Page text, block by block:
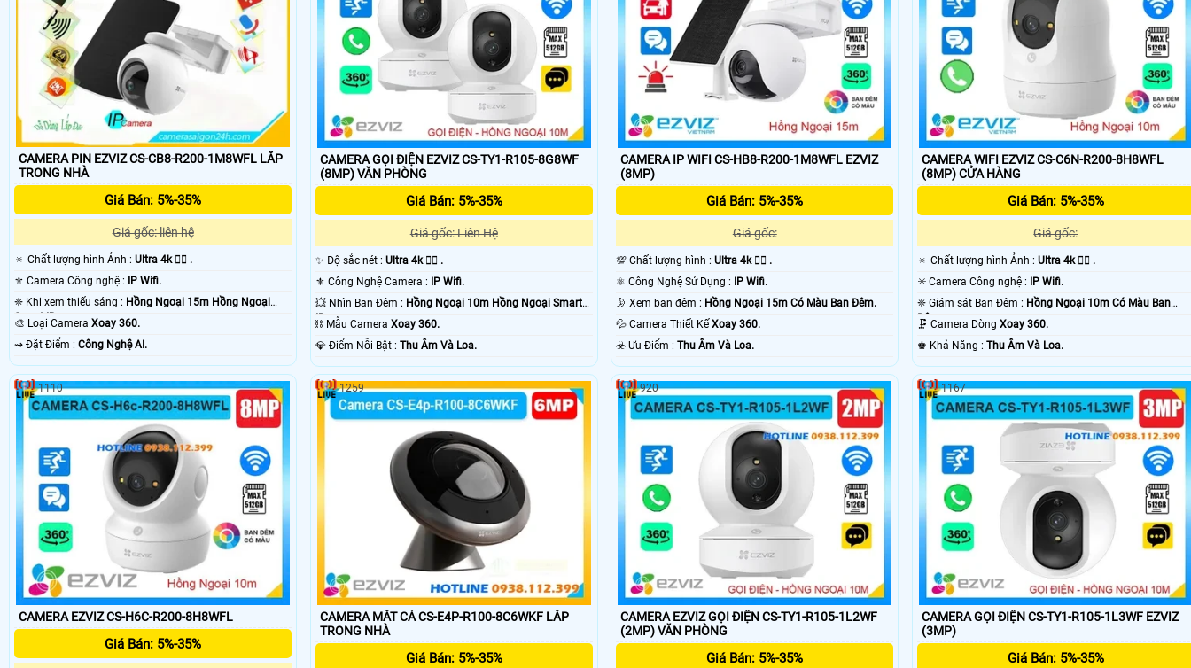
'
CAMERA PIN EZVIZ CS-CB8-R200-1M8WFL LẮP
TRONG NHÀ
Giá Bán: 5%-35%
Giá gốc: liên hệ
🔅 Chất lượng hình Ảnh : Ultra 4k 👍🏾 .
⚜️ Camera Công nghệ : IP Wifi.
❈ Khi xem thiếu sáng : Hồng Ngoại 15m Hồng Ngoại
Smart IR.
🎨 Loại Camera Xoay 360.
️⇝ Đặt Điểm : Công Nghệ AI.
CAMERA GỌI ĐIỆN EZVIZ CS-TY1-R105-8G8WF
(8MP) VĂN PHÒNG
Giá Bán: 5%-35%
Giá gốc: Liên Hệ
✨ Độ sắc nét : Ultra 4k 👍🏾 .
⚜️ Công Nghệ Camera :
IP Wifi.
💥 Nhìn Ban Đêm : Hồng Ngoại 10m Hồng Ngoại Smart
IR. ⛓ Mẫu Camera Xoay 360.
️💎 Điểm Nỗi Bật : Thu Âm Và Loa.
CAMERA IP WIFI CS-HB8-R200-1M8WFL EZVIZ
(8MP)
Giá Bán: 5%-35%
Giá gốc:
💯 Chất lượng hình :Ultra 4k 👍🏾 .
⚛️ Công Nghệ Sử Dụng :
IP Wifi.
🌛 Xem ban đêm : Hồng Ngoại 15m Có Màu Ban Ðêm.
💦 Camera Thiết KếXoay 360.
️☣️ Ưu Điểm :Thu Âm Và Loa.
CAMERA WIFI EZVIZ CS-C6N-R200-8H8WFL
(8MP) CỬA HÀNG
Giá Bán: 5%-35%
Giá gốc:
🔅 Chất lượng hình Ảnh : Ultra 4k 👍🏾 .
✳️ Camera Công nghệ :
IP Wifi.
❈ Giám sát Ban Đêm : Hồng Ngoại 10m Có Màu Ban
Ðêm.🗜️ Camera Dòng Xoay 360.
️♚ Khả Năng : Thu Âm Và Loa.
CAMERA EZVIZ CS-H6C-R200-8H8WFL
Giá Bán: 5%-35%
1110
CAMERA MẮT CÁ CS-E4P-R100-8C6WKF LẮP
TRONG NHÀ
Giá Bán: 5%-35%
1259
CAMERA EZVIZ GỌI ĐIỆN CS-TY1-R105-1L2WF
(2MP) VĂN PHÒNG
Giá Bán: 5%-35%
920
CAMERA GỌI ĐIỆN CS-TY1-R105-1L3WF EZVIZ
(3MP)
Giá Bán: 5%-35%
1167